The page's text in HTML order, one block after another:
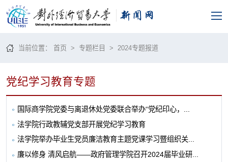
当前位置：首页 >专题栏目 > 2024专题报道
党纪学习教育专题
国际商学院党委与离退休处党委联合举办“党纪印心，...
法学院行政教辅党支部开展党纪学习教育
法学院举办毕业生党员廉洁教育主题党课学习暨组织关...
廉以修身 清风启航——政府管理学院召开2024届毕业研...